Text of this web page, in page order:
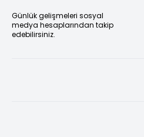
Günlük gelişmeleri sosyal
medya hesaplarından takip
edebilirsiniz.